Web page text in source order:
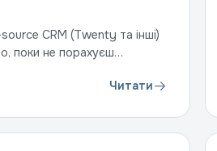
CRM (Twenty та інші)
поки не порахуєш
Чесне порівняння —
Читати